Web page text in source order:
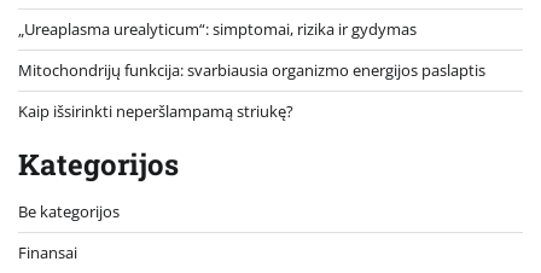
„Ureaplasma urealyticum“: simptomai, rizika ir gydymas
Mitochondrijų funkcija: svarbiausia organizmo energijos paslaptis
Kaip išsirinkti neperšlampamą striukę?
Kategorijos
Be kategorijos
Finansai